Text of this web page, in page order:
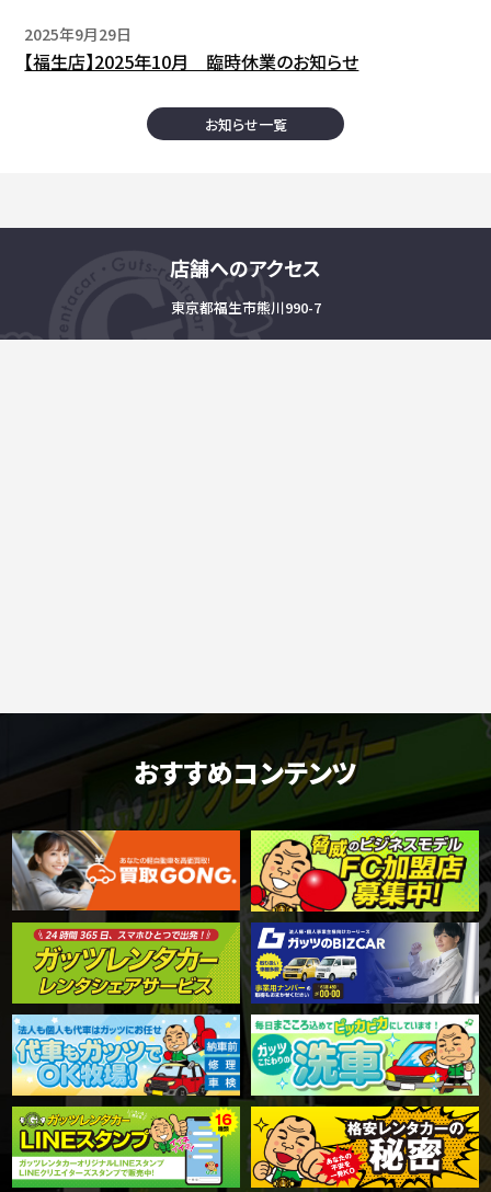
2025年9月29日
【福生店】2025年10月 臨時休業のお知らせ
お知らせ一覧
店舗へのアクセス
東京都福生市熊川990-7
おすすめコンテンツ